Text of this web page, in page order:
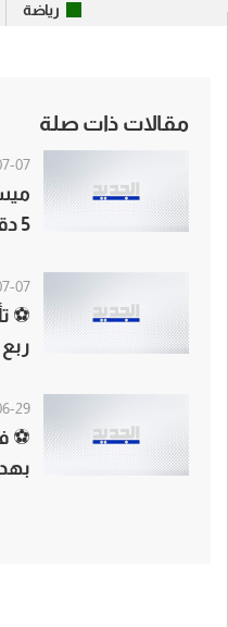
رياضة
مقالات ذات صلة
07
5
07
⚽
29